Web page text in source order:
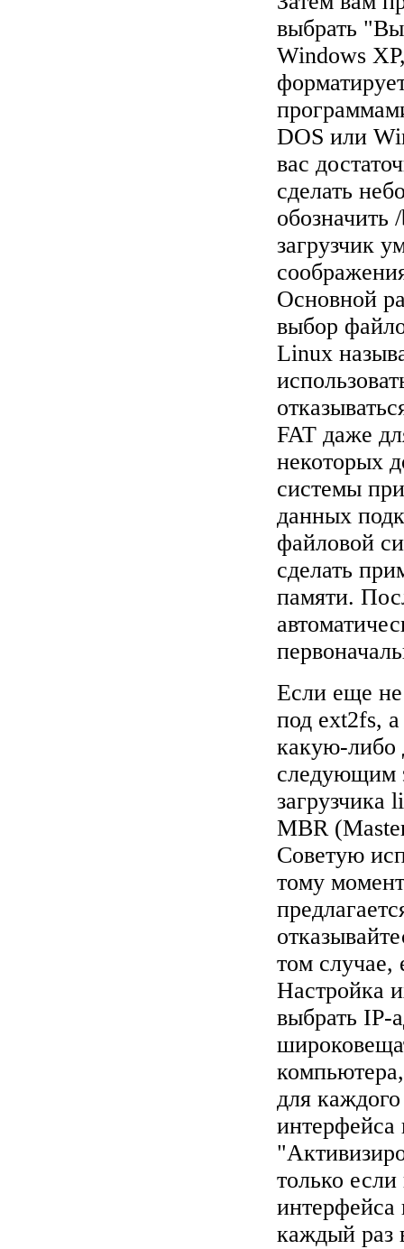
выбрать
Windows
DOS или
вас
сделать
обозначить
загрузчик
Основной
выбор
Linux
FAT даже
некоторых
системы
данных
файловой
сделать
памяти.
Если еще
под ext2fs,
какую-либо
следующим
MBR
Советую
тому
том случае,
Настройка
выбрать IP-
для
интерфейса
только
интерфейса
каждый раз